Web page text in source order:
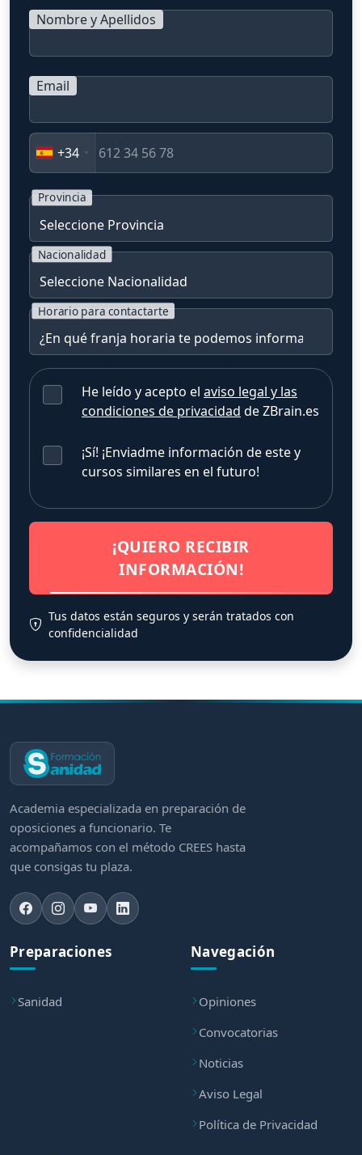
Nombre y Apellidos
Email
+34
Provincia
Nacionalidad
Horario para contactarte
He leído y acepto el aviso legal y las
condiciones de privacidad de ZBrain.es
¡Sí! ¡Enviadme información de este y
cursos similares en el futuro!
¡QUIERO RECIBIR
INFORMACIÓN!
Tus datos están seguros y serán tratados con
confidencialidad
Academia especializada en preparación de
oposiciones a funcionario. Te
acompañamos con el método CREES hasta
que consigas tu plaza.
Preparaciones
Sanidad
Navegación
Opiniones
Convocatorias
Noticias
Aviso Legal
Política de Privacidad